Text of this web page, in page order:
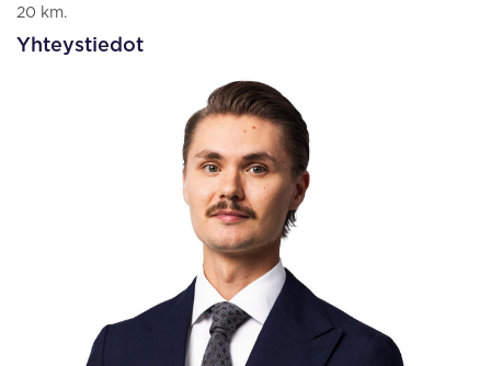
20 km.
Yhteystiedot